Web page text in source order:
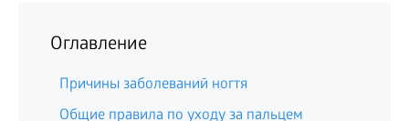
Оглавление
Причины заболеваний ногтя
Общие правила по уходу за пальцем